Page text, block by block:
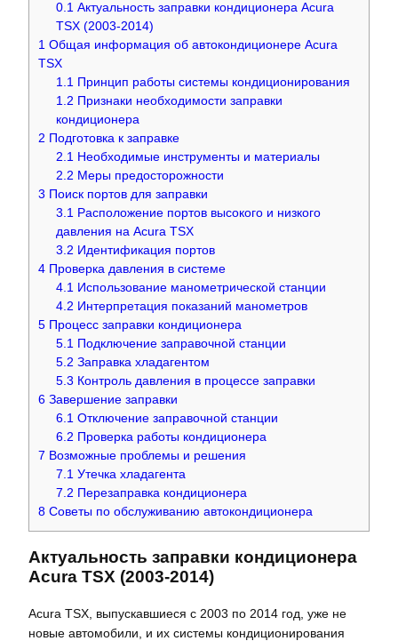
0.1 Актуальность заправки кондиционера Acura
TSX (2003-2014)
1 Общая информация об автокондиционере Acura
TSX
1.1 Принцип работы системы кондиционирования
1.2 Признаки необходимости заправки
кондиционера
2 Подготовка к заправке
2.1 Необходимые инструменты и материалы
2.2 Меры предосторожности
3 Поиск портов для заправки
3.1 Расположение портов высокого и низкого
давления на Acura TSX
3.2 Идентификация портов
4 Проверка давления в системе
4.1 Использование манометрической станции
4.2 Интерпретация показаний манометров
5 Процесс заправки кондиционера
5.1 Подключение заправочной станции
5.2 Заправка хладагентом
5.3 Контроль давления в процессе заправки
6 Завершение заправки
6.1 Отключение заправочной станции
6.2 Проверка работы кондиционера
7 Возможные проблемы и решения
7.1 Утечка хладагента
7.2 Перезаправка кондиционера
8 Советы по обслуживанию автокондиционера
Актуальность заправки кондиционера
Acura TSX (2003-2014)
Acura TSX, выпускавшиеся с 2003 по 2014 год, уже не
новые автомобили, и их системы кондиционирования